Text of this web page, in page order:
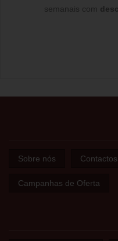
semanais com
Sobre nós Contactos
Campanhas de Oferta